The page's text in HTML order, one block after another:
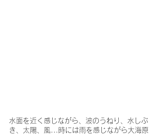
水面を近く感じながら、波のうねり、水しぶ
き、太陽、風...時には雨を感じながら大海原